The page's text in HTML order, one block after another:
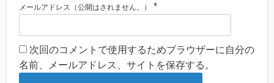
メールアドレス（公開はされません。） *
次回のコメントで使用するためブラウザーに自分の
名前、メールアドレス、サイトを保存する。